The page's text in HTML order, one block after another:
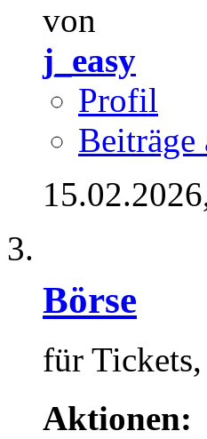
von
j_easy
Profil
Beiträge
Börse
für
Aktionen: